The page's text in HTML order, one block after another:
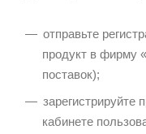
отправьте
продукт в фирму
поставок);
зарегистрируйте
кабинете